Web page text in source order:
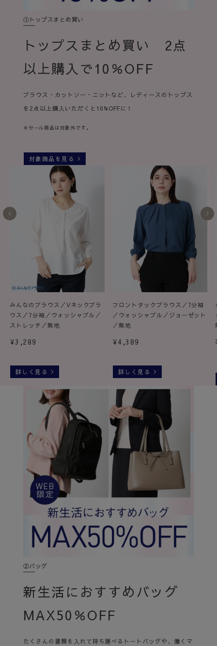
①トップスまとめ買い
トップスまとめ買い 2点
以上購入で10％OFF
ブラウス・カットソー・ニットなど、レディースのトップス
を2点以上購入いただくと10%OFFに！
※セール商品は対象外です。
対象商品を見る
みんなのブラウス／Vネックブラ
ウス／7分袖／ウォッシャブル／
ストレッチ／無地
¥3,289
詳しく見る
フロントタックブラウス／7分袖
／ウォッシャブル／ジョーゼット
／無地
¥4,389
詳しく見る
②バッグ
新生活におすすめバッグ
MAX50％OFF
たくさんの書類を入れて持ち運べるトートバッグや、働くマ